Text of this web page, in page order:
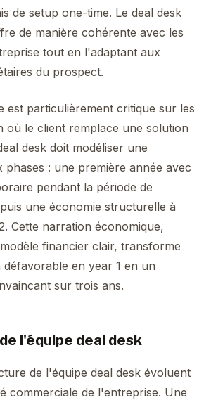
de setup one-time. Le deal desk
de manière cohérente avec les
tout en l'adaptant aux
du prospect.
est particulièrement critique sur les
où le client remplace une solution
desk doit modéliser une
phases : une première année avec
pendant la période de
une économie structurelle à
Cette narration économique,
financier clair, transforme
en year 1 en un
sur trois ans.
l'équipe deal desk
de l'équipe deal desk évoluent
commerciale de l'entreprise. Une